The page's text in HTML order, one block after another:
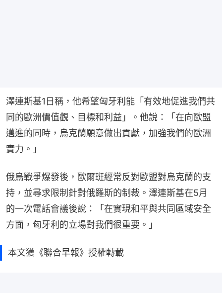
澤連斯基1日稱，他希望匈牙利能「有效地促進我們共
同的歐洲價值觀、目標和利益」。他說：「在向歐盟
邁進的同時，烏克蘭願意做出貢獻，加強我們的歐洲
實力。」
俄烏戰爭爆發後，歐爾班經常反對歐盟對烏克蘭的支
持，並尋求限制針對俄羅斯的制裁。澤連斯基在5月
的一次電話會議後說：「在實現和平與共同區域安全
方面，匈牙利的立場對我們很重要。」
本文獲《聯合早報》授權轉載